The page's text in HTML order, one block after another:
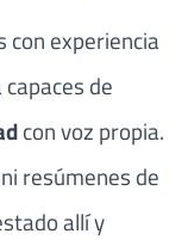
con experiencia
de
con voz propia.
resúmenes de
allí y